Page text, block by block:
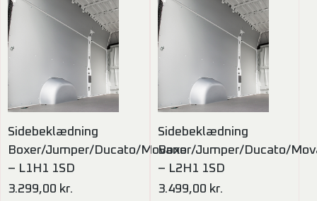
Sidebeklædning
Boxer/Jumper/Ducato/Movano
– L1H1 1SD
3.299,00 kr.
Sidebeklædning
Boxer/Jumper/Ducato/
– L2H1 1SD
3.499,00 kr.